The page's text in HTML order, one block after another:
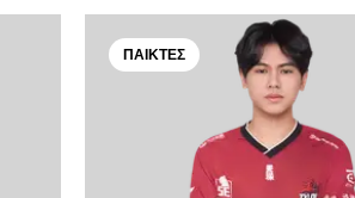
ΠΑΊΚΤΕΣ